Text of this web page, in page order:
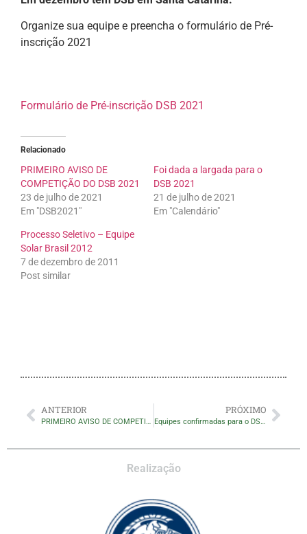
Organize sua equipe e preencha o formulário de Pré-
inscrição 2021
Formulário de Pré-inscrição DSB 2021
Relacionado
PRIMEIRO AVISO DE
COMPETIÇÃO DO DSB 2021
23 de julho de 2021
Em "DSB2021"
Foi dada a largada para o
DSB 2021
21 de julho de 2021
Em "Calendário"
Processo Seletivo – Equipe
Solar Brasil 2012
7 de dezembro de 2011
Post similar
ANTERIOR PRÓXIMO
Realização